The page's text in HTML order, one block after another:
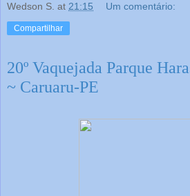
Wedson S. at 21:15 Um comentário:
Compartilhar
20º Vaquejada Parque
~ Caruaru-PE